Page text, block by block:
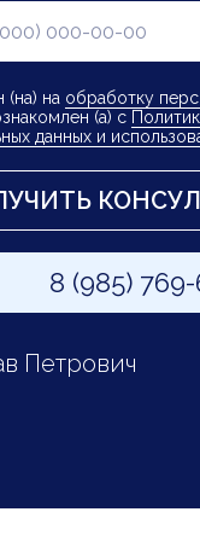
8 (985)
(на) на обработку
(а) с
данных и
Петрович